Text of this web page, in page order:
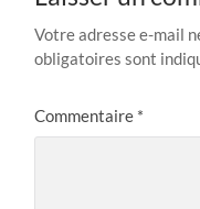
Votre adresse e-mail
obligatoires sont
Commentaire *